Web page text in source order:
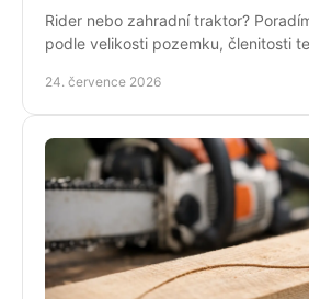
Rider nebo zahradní traktor?
podle velikosti pozemku, členitosti
24. července 2026